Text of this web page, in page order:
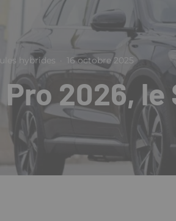
hybrides · 16 octobre 2025
Pro 2026,